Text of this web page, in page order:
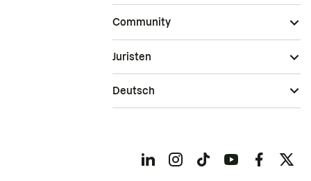
Community
Juristen
Deutsch